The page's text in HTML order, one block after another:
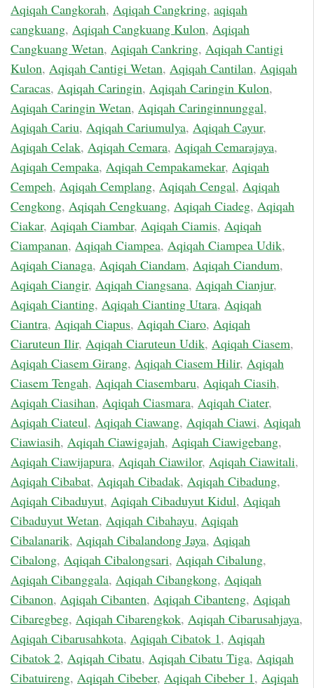
Aqiqah Cangkorah, Aqiqah Cangkring, aqiqah
cangkuang, Aqiqah Cangkuang Kulon, Aqiqah
Cangkuang Wetan, Aqiqah Cankring, Aqiqah Cantigi
Kulon, Aqiqah Cantigi Wetan, Aqiqah Cantilan, Aqiqah
Caracas, Aqiqah Caringin, Aqiqah Caringin Kulon,
Aqiqah Caringin Wetan, Aqiqah Caringinnunggal,
Aqiqah Cariu, Aqiqah Cariumulya, Aqiqah Cayur,
Aqiqah Celak, Aqiqah Cemara, Aqiqah Cemarajaya,
Aqiqah Cempaka, Aqiqah Cempakamekar, Aqiqah
Cempeh, Aqiqah Cemplang, Aqiqah Cengal, Aqiqah
Cengkong, Aqiqah Cengkuang, Aqiqah Ciadeg, Aqiqah
Ciakar, Aqiqah Ciambar, Aqiqah Ciamis, Aqiqah
Ciampanan, Aqiqah Ciampea, Aqiqah Ciampea Udik,
Aqiqah Cianaga, Aqiqah Ciandam, Aqiqah Ciandum,
Aqiqah Ciangir, Aqiqah Ciangsana, Aqiqah Cianjur,
Aqiqah Cianting, Aqiqah Cianting Utara, Aqiqah
Ciantra, Aqiqah Ciapus, Aqiqah Ciaro, Aqiqah
Ciaruteun Ilir, Aqiqah Ciaruteun Udik, Aqiqah Ciasem,
Aqiqah Ciasem Girang, Aqiqah Ciasem Hilir, Aqiqah
Ciasem Tengah, Aqiqah Ciasembaru, Aqiqah Ciasih,
Aqiqah Ciasihan, Aqiqah Ciasmara, Aqiqah Ciater,
Aqiqah Ciateul, Aqiqah Ciawang, Aqiqah Ciawi, Aqiqah
Ciawiasih, Aqiqah Ciawigajah, Aqiqah Ciawigebang,
Aqiqah Ciawijapura, Aqiqah Ciawilor, Aqiqah Ciawitali,
Aqiqah Cibabat, Aqiqah Cibadak, Aqiqah Cibadung,
Aqiqah Cibaduyut, Aqiqah Cibaduyut Kidul, Aqiqah
Cibaduyut Wetan, Aqiqah Cibahayu, Aqiqah
Cibalanarik, Aqiqah Cibalandong Jaya, Aqiqah
Cibalong, Aqiqah Cibalongsari, Aqiqah Cibalung,
Aqiqah Cibanggala, Aqiqah Cibangkong, Aqiqah
Cibanon, Aqiqah Cibanten, Aqiqah Cibanteng, Aqiqah
Cibaregbeg, Aqiqah Cibarengkok, Aqiqah Cibarusahjaya,
Aqiqah Cibarusahkota, Aqiqah Cibatok 1, Aqiqah
Cibatok 2, Aqiqah Cibatu, Aqiqah Cibatu Tiga, Aqiqah
Cibatuireng, Aqiqah Cibeber, Aqiqah Cibeber 1, Aqiqah